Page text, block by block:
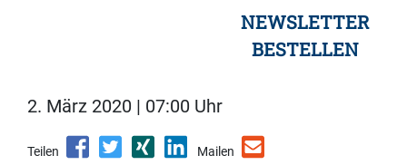
NEWSLETTER
BESTELLEN
2. März 2020 | 07:00 Uhr
Teilen Mailen